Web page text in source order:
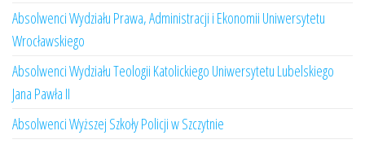
Absolwenci Wydziału Prawa, Administracji i Ekonomii Uniwersytetu
Wrocławskiego
Absolwenci Wydziału Teologii Katolickiego Uniwersytetu Lubelskiego
Jana Pawła II
Absolwenci Wyższej Szkoły Policji w Szczytnie